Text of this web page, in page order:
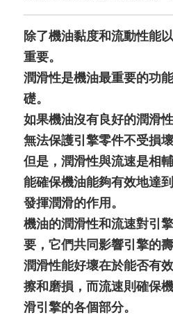
除了機油黏度和流動性能
重要。
潤滑性是機油最重要的功
礎。
如果機油沒有良好的潤滑
無法保護引擎零件不受損壞
但是，潤滑性與流速是相
能確保機油能夠有效地達
發揮潤滑的作用。
機油的潤滑性和流速對引
要，它們共同影響引擎的
潤滑性能好壞在於能否有
擦和磨損，而流速則確保
滑引擎的各個部分。